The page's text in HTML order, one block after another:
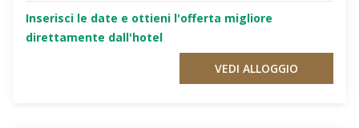
Inserisci le date e ottieni l'offerta migliore
direttamente dall'hotel
VEDI ALLOGGIO